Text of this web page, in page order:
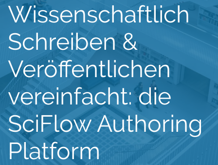
Wissenschaftlich
Schreiben &
Veröffentlichen
vereinfacht: die
SciFlow Authoring
Platform